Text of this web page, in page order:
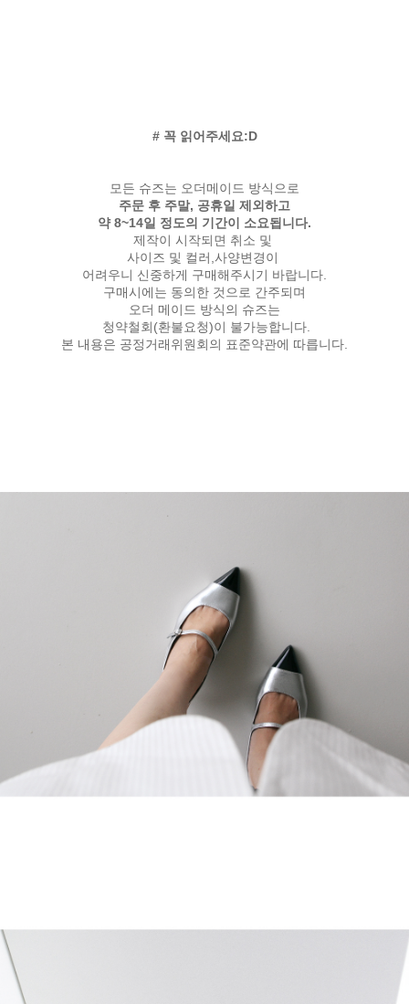
# 꼭 읽어주세요:D
모든 슈즈는 오더메이드 방식으로
주문 후 주말, 공휴일 제외하고
약 8~14일 정도의 기간이 소요됩니다.
제작이 시작되면 취소 및
사이즈 및 컬러,사양변경이
어려우니 신중하게 구매해주시기 바랍니다.
구매시에는 동의한 것으로 간주되며
오더 메이드 방식의 슈즈는
청약철회(환불요청)이 불가능합니다.
본 내용은 공정거래위원회의 표준약관에 따릅니다.